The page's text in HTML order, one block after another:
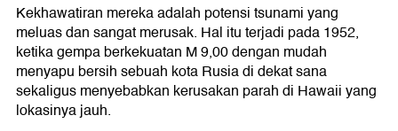
Kekhawatiran mereka adalah potensi tsunami yang
meluas dan sangat merusak. Hal itu terjadi pada 1952,
ketika gempa berkekuatan M 9,00 dengan mudah
menyapu bersih sebuah kota Rusia di dekat sana
sekaligus menyebabkan kerusakan parah di Hawaii yang
lokasinya jauh.